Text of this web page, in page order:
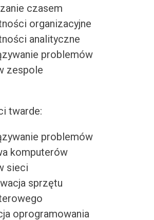
czasem
organizacyjne
analityczne
problemów
zespole
twarde:
problemów
komputerów
sieci
sprzętu
oprogramowania